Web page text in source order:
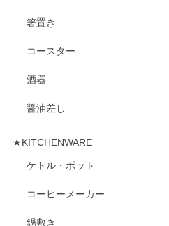
箸置き
コースター
酒器
醤油差し
★KITCHENWARE
ケトル・ポット
コーヒーメーカー
鍋敷き